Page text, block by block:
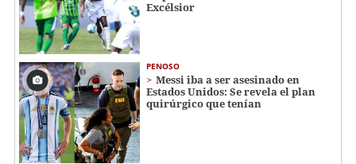
Excélsior
PENOSO
Messi iba a ser asesinado en
Estados Unidos: Se revela el plan
quirúrgico que tenían